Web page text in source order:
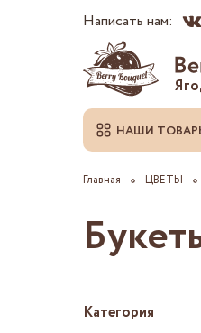
Написать нам:
НАШИ
Главная ЦВЕТЫ
Категория